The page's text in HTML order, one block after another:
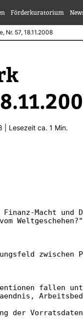
Förderkuratorium
Nr. 57, 18.11.2008
| Lese­zeit ca. 1 Min.
Macht und
Weltgeschehen?"
fallen
der